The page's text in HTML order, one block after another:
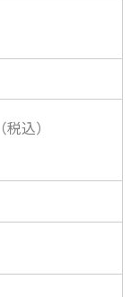
（税込）